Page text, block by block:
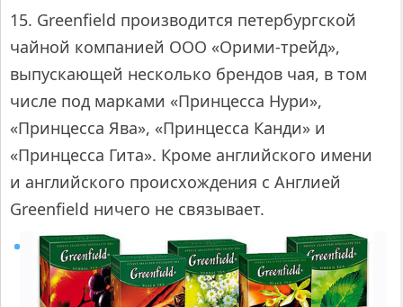
15. Greenfield производится петербургской
чайной компанией ООО «Орими-трейд»,
выпускающей несколько брендов чая, в том
числе под марками «Принцесса Нури»,
«Принцесса Ява», «Принцесса Канди» и
«Принцесса Гита». Кроме английского имени
и английского происхождения с Англией
Greenfield ничего не связывает.